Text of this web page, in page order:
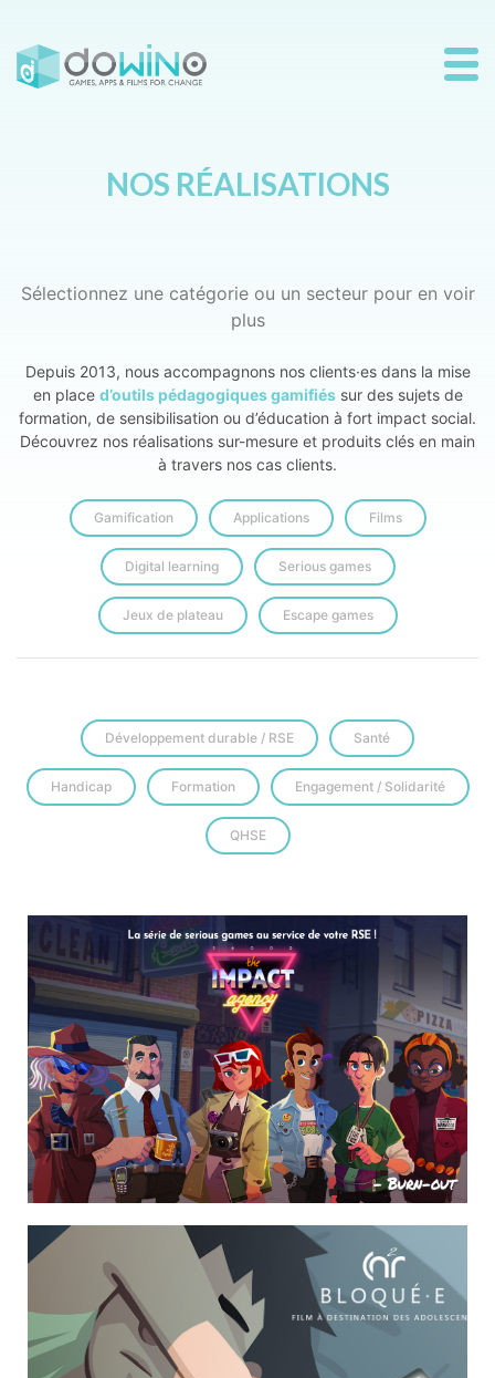
NOS RÉALISATIONS
Sélectionnez une catégorie ou un secteur pour en voir
plus
Depuis 2013, nous accompagnons nos clients·es dans la mise
en place d’outils pédagogiques gamifiéssur des sujets de
formation, de sensibilisation ou d’éducation à fort impact social.
Découvrez nos réalisations sur-mesure et produits clés en main
à travers nos cas clients.
Gamification Applications Films
Digital learning Serious games
Jeux de plateau Escape games
Développement durable / RSE Santé
Handicap Formation Engagement / Solidarité
QHSE